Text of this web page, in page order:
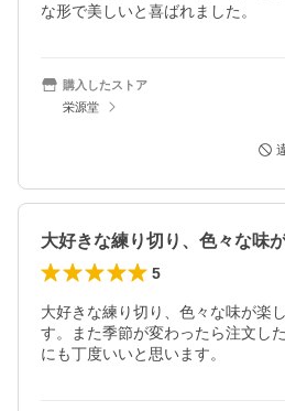
な形で美しいと喜ばれました。
購入したストア
栄源堂
5
大好きな練り切り、色々な味が楽
す。また季節が変わったら注文し
にも丁度いいと思います。